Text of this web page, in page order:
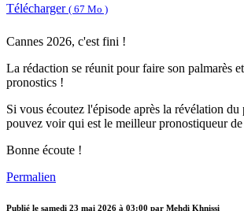
Télécharger ( 67 Mo )
Cannes 2026, c'est fini !
La rédaction se réunit pour faire son palmarès
pronostics !
Si vous écoutez l'épisode après la révélation du
pouvez voir qui est le meilleur pronostiqueur
Bonne écoute !
Permalien
Publié le samedi 23 mai 2026 à 03:00 par Mehdi Khnissi